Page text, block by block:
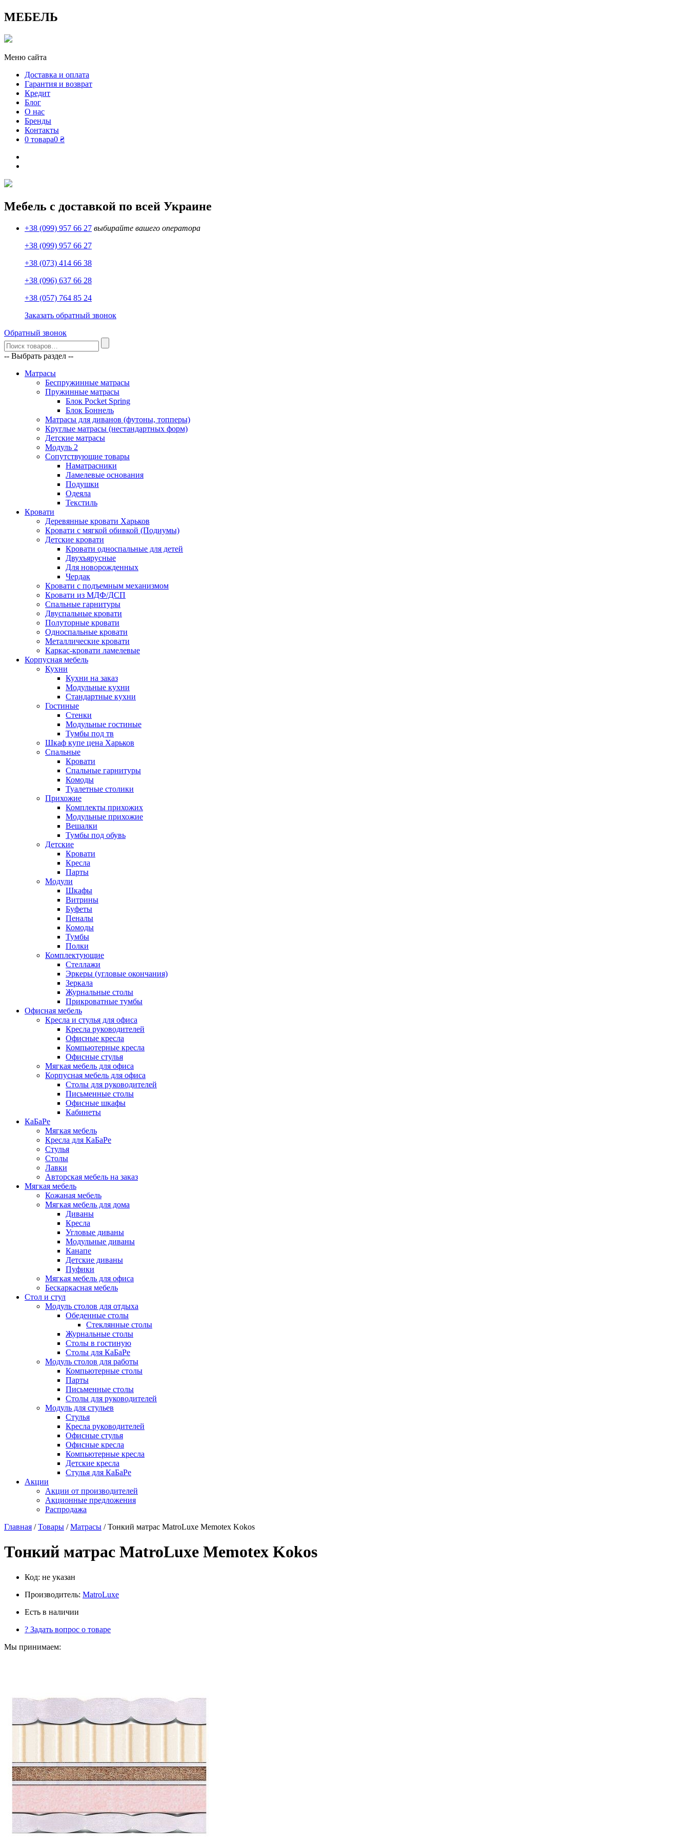
МЕБЕЛЬ
Меню сайта
Доставка и оплата
Гарантия и возврат
Кредит
Блог
О нас
Бренды
Контакты
0 товара0 ₴
Мебель с доставкой по всей Украине
+38 (099) 957 66 27 выбирайте вашего оператора
+38 (099) 957 66 27
+38 (073) 414 66 38
+38 (096) 637 66 28
+38 (057) 764 85 24
Заказать обратный звонок
Обратный звонок
-- Выбрать раздел --
Матрасы
Беспружинные матрасы
Пружинные матрасы
Блок Pocket Spring
Блок Боннель
Матрасы для диванов (футоны, топперы)
Круглые матрасы (нестандартных форм)
Детские матрасы
Модуль 2
Сопутствующие товары
Наматрасники
Ламелевые основания
Подушки
Одеяла
Текстиль
Кровати
Деревянные кровати Харьков
Кровати с мягкой обивкой (Подиумы)
Детские кровати
Кровати односпальные для детей
Двухъярусные
Для новорожденных
Чердак
Кровати с подъемным механизмом
Кровати из МДФ/ДСП
Спальные гарнитуры
Двуспальные кровати
Полуторные кровати
Односпальные кровати
Металлические кровати
Каркас-кровати ламелевые
Корпусная мебель
Кухни
Кухни на заказ
Модульные кухни
Стандартные кухни
Гостиные
Стенки
Модульные гостиные
Тумбы под тв
Шкаф купе цена Харьков
Спальные
Кровати
Спальные гарнитуры
Комоды
Туалетные столики
Прихожие
Комплекты прихожих
Модульные прихожие
Вешалки
Тумбы под обувь
Детские
Кровати
Кресла
Парты
Модули
Шкафы
Витрины
Буфеты
Пеналы
Комоды
Тумбы
Полки
Комплектующие
Стеллажи
Эркеры (угловые окончания)
Зеркала
Журнальные столы
Прикроватные тумбы
Офисная мебель
Кресла и стулья для офиса
Кресла руководителей
Офисные кресла
Компьютерные кресла
Офисные стулья
Мягкая мебель для офиса
Корпусная мебель для офиса
Столы для руководителей
Письменные столы
Офисные шкафы
Кабинеты
КаБаРе
Мягкая мебель
Кресла для КаБаРе
Стулья
Столы
Лавки
Авторская мебель на заказ
Мягкая мебель
Кожаная мебель
Мягкая мебель для дома
Диваны
Кресла
Угловые диваны
Модульные диваны
Канапе
Детские диваны
Пуфики
Мягкая мебель для офиса
Бескаркасная мебель
Стол и стул
Модуль столов для отдыха
Обеденные столы
Стеклянные столы
Журнальные столы
Столы в гостиную
Столы для КаБаРе
Модуль столов для работы
Компьютерные столы
Парты
Письменные столы
Столы для руководителей
Модуль для стульев
Стулья
Кресла руководителей
Офисные стулья
Офисные кресла
Компьютерные кресла
Детские кресла
Стулья для КаБаРе
Акции
Акции от производителей
Акционные предложения
Распродажа
Главная /Товары /Матрасы / Тонкий матрас MatroLuxe Memotex Kokos
Тонкий матрас MatroLuxe Memotex Kokos
Код: не указан
Производитель: MatroLuxe
Есть в наличии
? Задать вопрос о товаре
Мы принимаем: